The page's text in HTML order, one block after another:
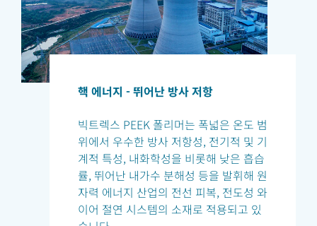
핵 에너지 - 뛰어난 방사 저항
빅트렉스 PEEK 폴리머는 폭넓은 온도 범
위에서 우수한 방사 저항성, 전기적 및 기
계적 특성, 내화학성을 비롯해 낮은 흡습
률, 뛰어난 내가수 분해성 등을 발휘해 원
자력 에너지 산업의 전선 피복, 전도성 와
이어 절연 시스템의 소재로 적용되고 있